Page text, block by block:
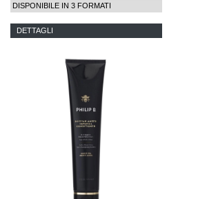
DISPONIBILE IN 3 FORMATI
DETTAGLI